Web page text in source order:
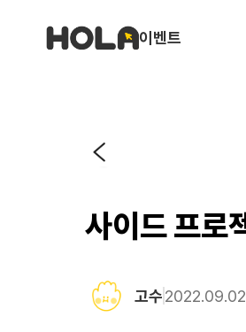
이벤트
사이드 프
고수2022.09.02